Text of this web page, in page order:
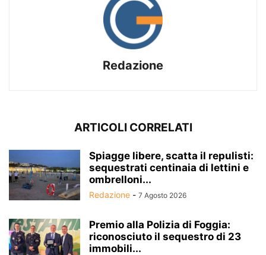
Redazione
ARTICOLI CORRELATI
Spiagge libere, scatta il repulisti:
sequestrati centinaia di lettini e
ombrelloni...
Redazione - 7 Agosto 2026
Premio alla Polizia di Foggia:
riconosciuto il sequestro di 23
immobili...